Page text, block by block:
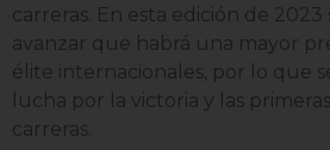
carreras. En esta edición de
avanzar que habrá una mayor
élite internacionales, por lo que
lucha por la victoria y las
carreras.